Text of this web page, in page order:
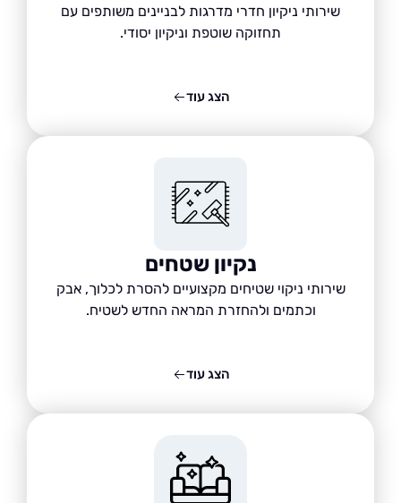
שירותי ניקיון חדרי מדרגות לבניינים משותפים עם
תחזוקה שוטפת וניקיון יסודי.
נקיון שטחים
שירותי ניקוי שטיחים מקצועיים להסרת לכלוך, אבק
וכתמים ולהחזרת המראה החדש לשטיח.